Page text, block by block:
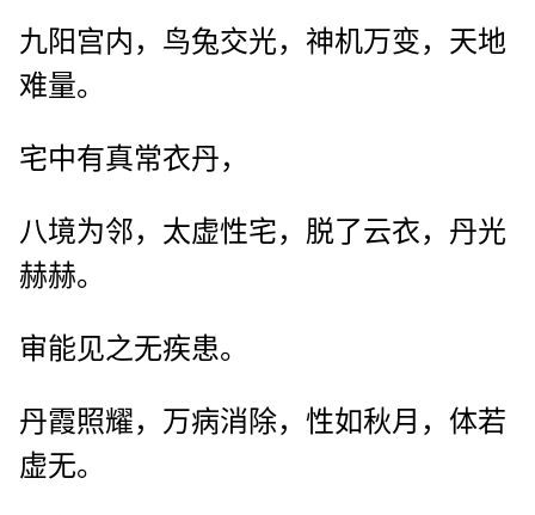
九阳宫内，鸟兔交光，神机万变，天地
难量。
宅中有真常衣丹，
八境为邻，太虚性宅，脱了云衣，丹光
赫赫。
审能见之无疾患。
丹霞照耀，万病消除，性如秋月，体若
虚无。